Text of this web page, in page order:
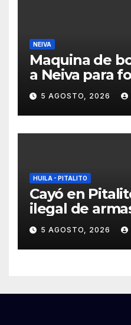
NEIVA
Maquina de
a Neiva para
asistencia en
emergencias
por el
5 AGOSTO, 2026
HUILA - PITALITO
Cayó en
ilegal de
tráfico de
5 AGOSTO, 2026